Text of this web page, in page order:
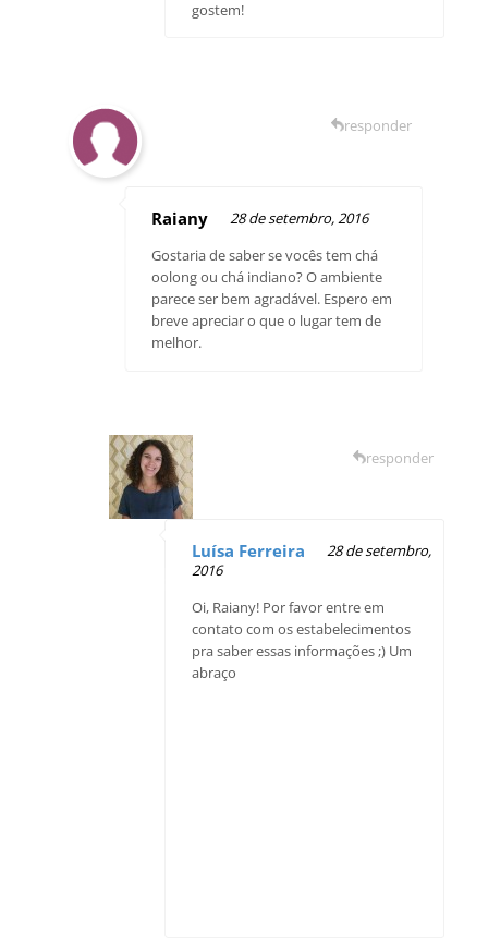
gostem!
Raiany
28 de setembro, 2016
Gostaria de saber se vocês tem chá
oolong ou chá indiano? O ambiente
parece ser bem agradável. Espero em
breve apreciar o que o lugar tem de
melhor.
responder
Luísa Ferreira
28 de setembro,
2016
Oi, Raiany! Por favor entre em
contato com os estabelecimentos
pra saber essas informações ;) Um
abraço
responder